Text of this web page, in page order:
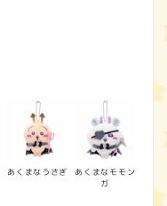
あくまなうさぎ
あくまなモモン
ガ